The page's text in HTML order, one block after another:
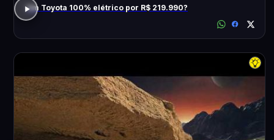
Um Toyota 100% elétrico por R$ 219.990?